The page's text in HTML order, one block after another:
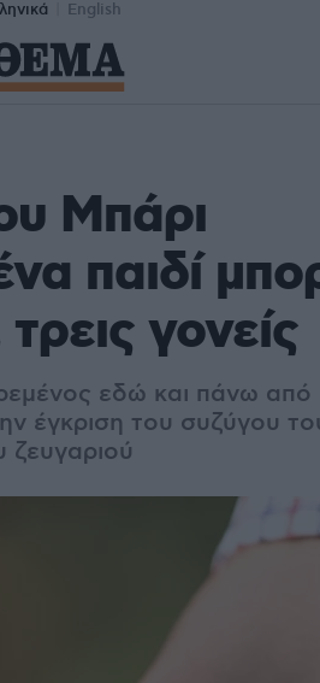
English
Μπάρι
παιδί
γονείς
εδώ και πάνω
έγκριση του συζύγου
ζευγαριού